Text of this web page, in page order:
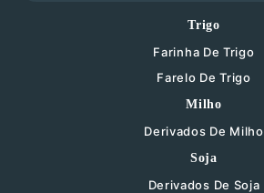
Trigo
Farinha De Trigo
Farelo De Trigo
Milho
Derivados De Milho
Soja
Derivados De Soja